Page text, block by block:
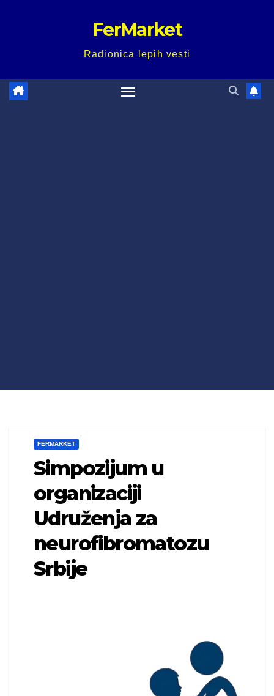
FerMarket
Radionica lepih vesti
FERMARKET
Simpozijum u
organizaciji
Udruženja za
neurofibromatozu
Srbije